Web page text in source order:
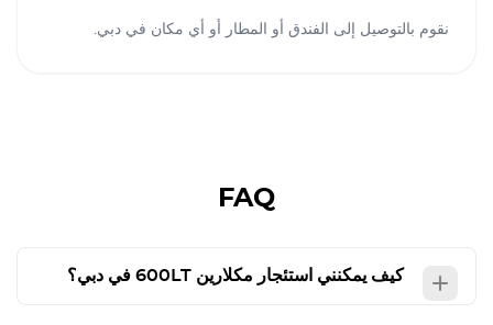
نقوم بالتوصيل إلى الفندق أو المطار أو أي مكان في دبي.
FAQ
كيف يمكنني استئجار مكلارين 600LT في دبي؟